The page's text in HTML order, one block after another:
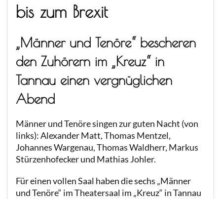
bis zum Brexit
„Männer und Tenöre“ bescheren
den Zuhörern im „Kreuz“ in
Tannau einen vergnüglichen
Abend
Männer und Tenöre singen zur guten Nacht (von
links): Alexander Matt, Thomas Mentzel,
Johannes Wargenau, Thomas Waldherr, Markus
Stürzenhofecker und Mathias Johler.
Für einen vollen Saal haben die sechs „Männer
und Tenöre“ im Theatersaal im „Kreuz“ in Tannau